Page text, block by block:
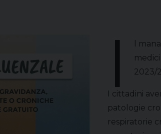
I
l
2023/
I cittadini
patologie
respiratorie